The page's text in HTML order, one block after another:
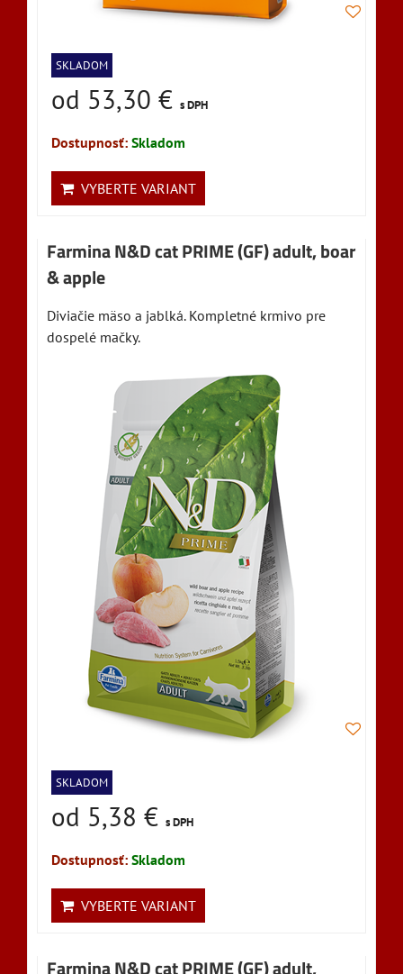
SKLADOM
od 53,30 € s DPH
Dostupnosť: Skladom
VYBERTE VARIANT
Farmina N&D cat PRIME (GF) adult, boar
& apple
Diviačie mäso a jablká. Kompletné krmivo pre
dospelé mačky.
SKLADOM
od 5,38 € s DPH
Dostupnosť: Skladom
VYBERTE VARIANT
Farmina N&D cat PRIME (GF) adult,